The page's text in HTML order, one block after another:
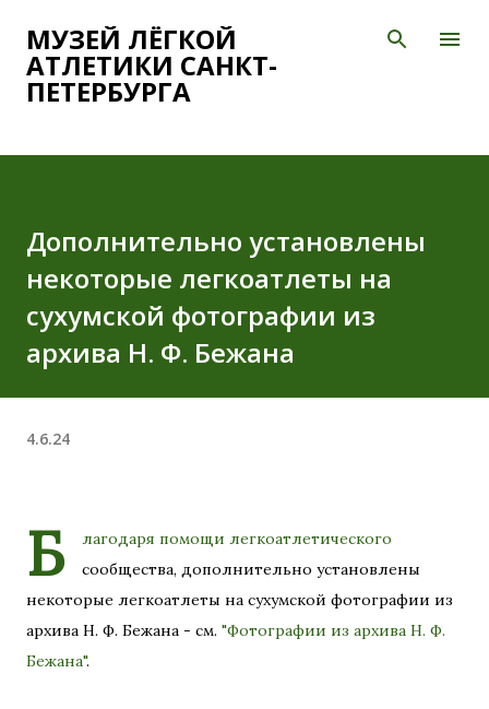
К основному контенту
МУЗЕЙ ЛЁГКОЙ
АТЛЕТИКИ САНКТ-
ПЕТЕРБУРГА
Дополнительно установлены
некоторые легкоатлеты на
сухумской фотографии из
архива Н. Ф. Бежана
4.6.24
Б
лагодаря помощи легкоатлетического
сообщества, дополнительно установлены
некоторые легкоатлеты на сухумской фотографии из
архива Н. Ф. Бежана - см. "Фотографии из архива Н. Ф.
Бежана".